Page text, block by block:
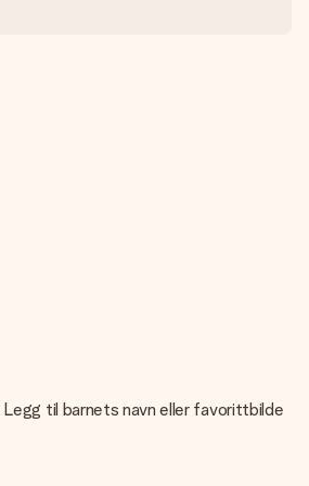
til barnets navn eller favorittbilde